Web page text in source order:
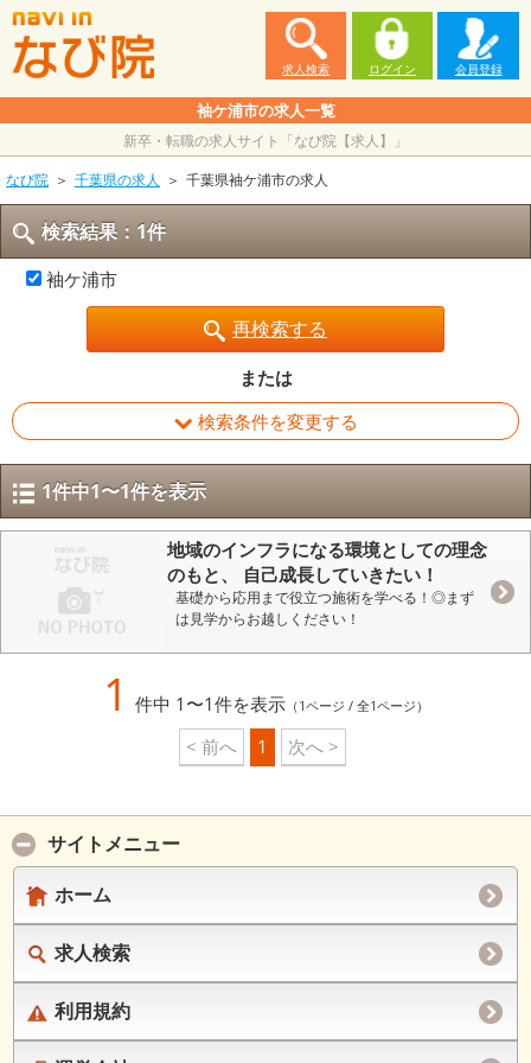
求人検索 ログイン 会員登録
袖ケ浦市の求人一覧
新卒・転職の求人サイト「なび院【求人】」
なび院
千葉県の求人 千葉県袖ケ浦市の求人
検索結果：1件
袖ケ浦市
再検索する
または
検索条件を変更する
1件中1〜1件を表示
地域のインフラになる環境としての理念
のもと、 自己成長していきたい！
基礎から応用まで役立つ施術を学べる！◎まず
は見学からお越しください！
1 件中 1〜1件を表示（1ページ / 全1ページ）
< 前へ 1 次へ >
サイトメニュー
ホーム
求人検索
利用規約